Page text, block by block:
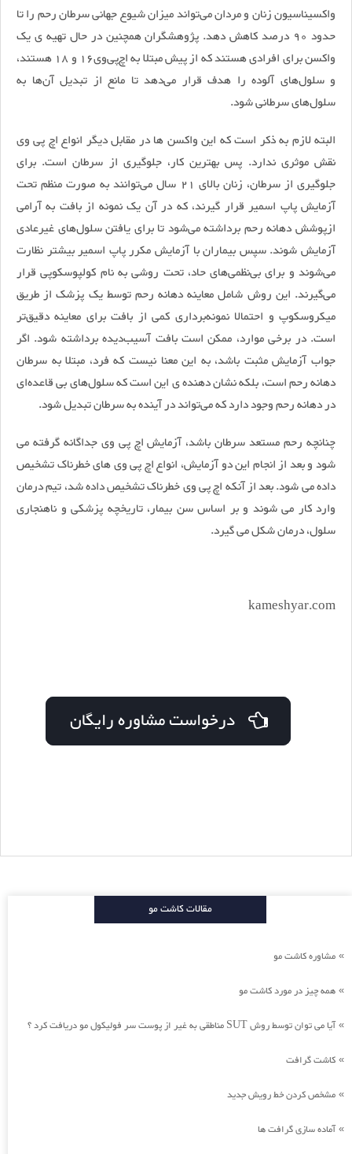
واکسیناسیون زنان و مردان می‌تواند میزان شیوع جهانی سرطان رحم را تا
حدود 90 درصد کاهش دهد. پژوهشگران همچنین در حال تهیه ی یک
واکسن برای افرادی هستند که از پیش مبتلا به اچ‌پی‌وی16 و 18 هستند،
و سلول‌های آلوده را هدف قرار می‌دهد تا مانع از تبدیل آن‌ها به
سلول‌های سرطانی شود.
البته لازم به ذکر است که این واکسن ها در مقابل دیگر انواع اچ پی وی
نقش موثری ندارد. پس بهترین کار، جلوگیری از سرطان است. برای
جلوگیری از سرطان، زنان بالای 21 سال می‌توانند به صورت منظم تحت
آزمایش پاپ اسمیر قرار گیرند، که در آن یک نمونه از بافت به آرامی
ازپوشش دهانه رحم برداشته می‌شود تا برای یافتن سلول‌های غیرعادی
آزمایش شوند. سپس بیماران با آزمایش مکرر پاپ اسمیر بیشتر نظارت
می‌شوند و برای بی‌نظمی‌های حاد، تحت روشی به نام کولپوسکوپی قرار
می‌گیرند. این روش شامل معاینه دهانه رحم توسط یک پزشک از طریق
میکروسکوپ و احتمالا نمونه‌برداری کمی از بافت برای معاینه دقیق‌تر
است. در برخی موارد، ممکن است بافت آسیب‌دیده برداشته شود. اگر
جواب آزمایش مثبت باشد، به این معنا نیست که فرد، مبتلا به سرطان
دهانه رحم است، بلکه نشان دهنده ی این است که سلول‌های بی قاعده‌ای
در دهانه رحم وجود دارد که می‌تواند در آینده به سرطان تبدیل شود.
چنانچه رحم مستعد سرطان باشد، آزمایش اچ پی وی جداگانه گرفته می
شود و بعد از انجام این دو آزمایش، انواع اچ پی وی های خطرناک تشخیص
داده می شود. بعد از آنکه اچ پی وی خطرناک تشخیص داده شد، تیم درمان
وارد کار می شوند و بر اساس سن بیمار، تاریخچه پزشکی و ناهنجاری
سلول، درمان شکل می گیرد.
kameshyar.com
مقالات کاشت مو
» مشاوره کاشت مو
» همه چیز در مورد کاشت مو
»آیا می توان توسط روش SUT مناطقی به غیر از پوست سر فولیکول مو دریافت کرد ؟
» کاشت گرافت
» مشخص کردن خط رویش جدید
»آماده سازی گرافت ها